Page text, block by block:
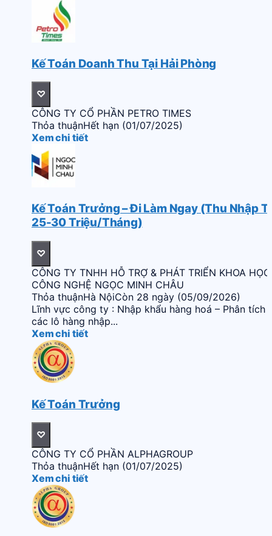
Kế Toán Doanh Thu Tại Hải Phòng
♡
CÔNG TY CỔ PHẦN PETRO TIMES
Thỏa thuậnHết hạn (01/07/2025)
Xem chi tiết
Kế Toán Trưởng – Đi Làm Ngay (Thu Nhập
25-30 Triệu/Tháng)
♡
CÔNG TY TNHH HỖ TRỢ & PHÁT TRIỂN KHOA HỌC
CÔNG NGHỆ NGỌC MINH CHÂU
Thỏa thuậnHà NộiCòn 28 ngày (05/09/2026)
Lĩnh vực công ty : Nhập khẩu hàng hoá – Phân tích
các lô hàng nhập...
Xem chi tiết
Kế Toán Trưởng
♡
CÔNG TY CỔ PHẦN ALPHAGROUP
Thỏa thuậnHết hạn (01/07/2025)
Xem chi tiết